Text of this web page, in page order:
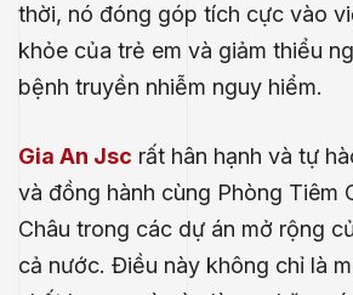
thời, nó đóng góp tích cực vào
khỏe của trẻ em và giảm thiểu
bệnh truyền nhiễm nguy hiểm.
Gia An Jsc rất hân hạnh và tự
và đồng hành cùng Phòng Tiêm
Châu trong các dự án mở rộng
cả nước. Điều này không chỉ là